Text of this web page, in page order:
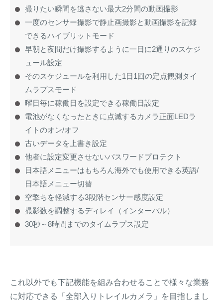
撮りたい瞬間を逃さない最大2分間の動画撮影
一度のセンサー撮影で静止画撮影と動画撮影を記録
できるハイブリットモード
早朝と夜間だけ撮影するように一日に2通りのスケジ
ュール設定
そのスケジュールを利用した1日1回の定点観測タイ
ムラプスモード
曜日毎に稼働日を設定できる稼働日設定
電池がなくなったときに点滅するカメラ正面LEDラ
イトのオン/オフ
古いデータを上書き設定
他者に設定変更させないパスワードプロテクト
日本語メニューはもちろん海外でも使用できる英語/
日本語メニュー切替
空撃ちを軽減する3段階センサー感度設定
撮影数を調整するディレイ（インターバル）
30秒～8時間までのタイムラプス設定
これ以外でも下記機能を組み合わせることで様々な業務
に対応できる「全部入りトレイルカメラ」を目指しまし